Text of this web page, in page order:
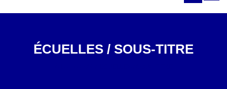
ÉCUELLES / SOUS-TITRE